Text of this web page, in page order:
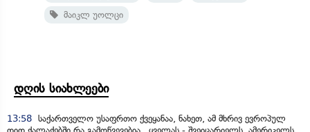
მაიკლ უოლცი
დღის სიახლეები
13:58 საქართველო უსაფრთო ქვეყანაა, ნახეთ, ამ მხრივ ევროპულ